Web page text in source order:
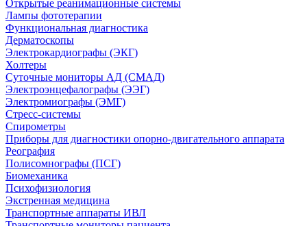
Открытые реанимационные системы
Лампы фототерапии
Функциональная диагностика
Дерматоскопы
Электрокардиографы (ЭКГ)
Холтеры
Суточные мониторы АД (СМАД)
Электроэнцефалографы (ЭЭГ)
Электромиографы (ЭМГ)
Стресс-системы
Спирометры
Приборы для диагностики опорно-двигательного аппарата
Реография
Полисомнографы (ПСГ)
Биомеханика
Психофизиология
Экстренная медицина
Транспортные аппараты ИВЛ